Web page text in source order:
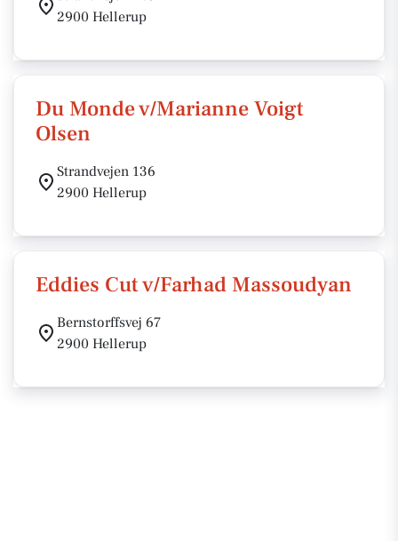
2900 Hellerup
Du Monde v/Marianne Voigt
Olsen
Strandvejen 136
2900 Hellerup
Eddies Cut v/Farhad Massoudyan
Bernstorffsvej 67
2900 Hellerup